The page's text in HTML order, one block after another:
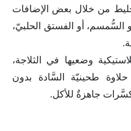
من خلال بعض الإضافات
السُّمسم، أو الفستق الحلبيّ،
وضعيها في الثلاجة،
طحينيّة السَّادة بدون
جاهزةٌ للأكل.